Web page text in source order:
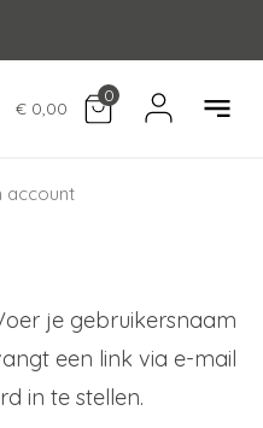
0
€ 0,00
account
je gebruikersnaam
een link via e-mail
in te stellen.